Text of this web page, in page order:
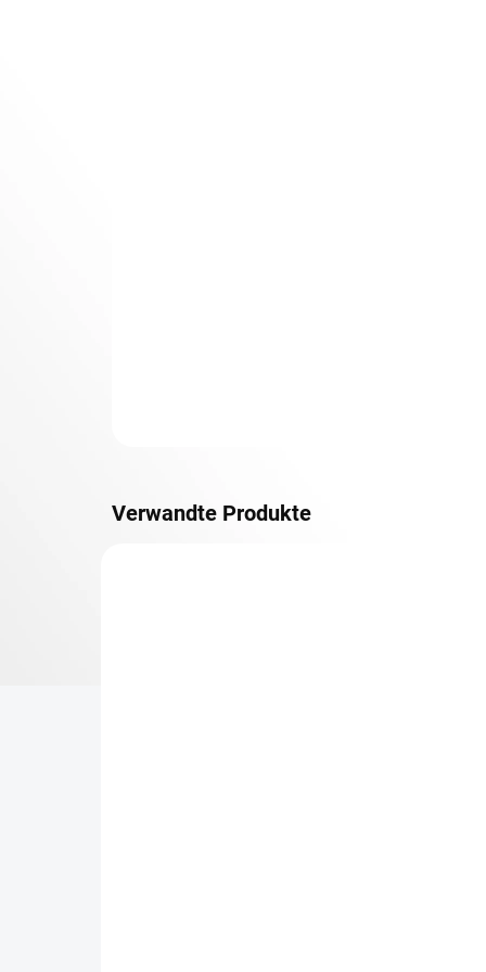
Verwandte Produkte